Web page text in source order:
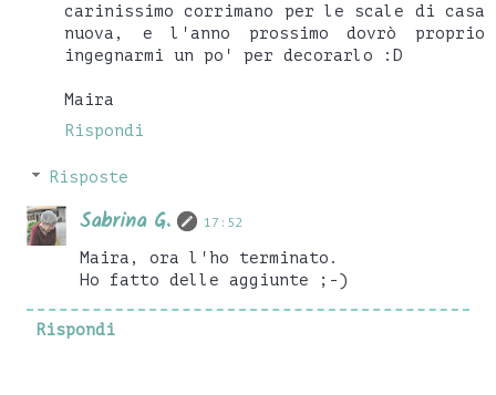
carinissimo corrimano per le scale di casa
nuova, e l'anno prossimo dovrò proprio
ingegnarmi un po' per decorarlo :D
Maira
Rispondi
Risposte
Sabrina G. 17:52
Maira, ora l'ho terminato.
Ho fatto delle aggiunte ;-)
Rispondi